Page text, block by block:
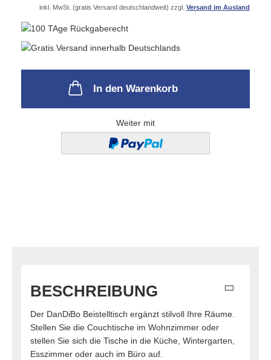
inkl. MwSt. (gratis Versand deutschlandweit) zzgl. Versand im Ausland
In den Warenkorb
Weiter mit
BESCHREIBUNG
Der DanDiBo Beistelltisch ergänzt stilvoll Ihre Räume.
Stellen Sie die Couchtische im Wohnzimmer oder
stellen Sie sich die Tische in die Küche, Wintergarten,
Esszimmer oder auch im Büro auf.